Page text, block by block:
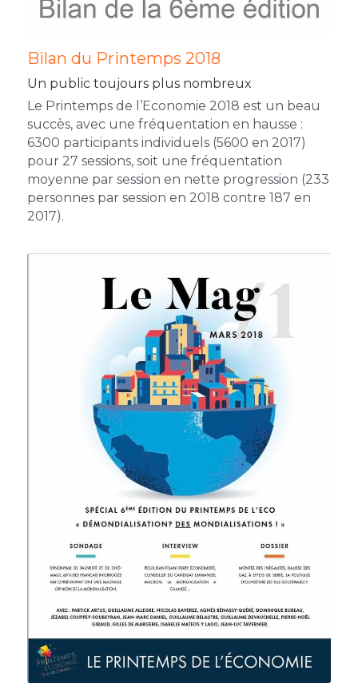
4è édition 2016
2è édition 2014
1ère édition 2013
Bilan du Printemps 2018
Un public toujours plus nombreux
Le Printemps de l’Economie 2018 est un beau
succès, avec une fréquentation en hausse :
6300 participants individuels (5600 en 2017)
pour 27 sessions, soit une fréquentation
moyenne par session en nette progression (233
personnes par session en 2018 contre 187 en
2017).